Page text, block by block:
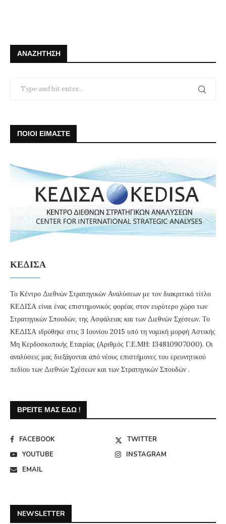
ΑΝΑΖΉΤΗΣΗ
ΠΟΙΟΙ ΕΙΜΑΣΤΕ
ΚΕΔΙΣΑ
Το Κέντρο Διεθνών Στρατηγικών Αναλύσεων με τον διακριτικό τίτλο
ΚΕΔΙΣΑ είναι ένας επιστημονικός φορέας στον ευρύτερο χώρο των
Στρατηγικών Σπουδών, της Ασφάλειας και των Διεθνών Σχέσεων. Το
ΚΕΔΙΣΑ ιδρύθηκε στις 3 Ιουνίου 2015 υπό τη νομική μορφή Αστικής
Μη Κερδοσκοπικής Εταιρίας (Αριθμός Γ.Ε.ΜΗ: 134810907000). Οι
αναλύσεις μας διεξάγονται από νέους επιστήμονες του ερευνητικού
πεδίου των Διεθνών Σχέσεων και των Στρατηγικών Σπουδών .
ΒΡΕΊΤΕ ΜΑΣ ΕΔΏ !
FACEBOOK
TWITTER
YOUTUBE
INSTAGRAM
EMAIL
NEWSLETTER